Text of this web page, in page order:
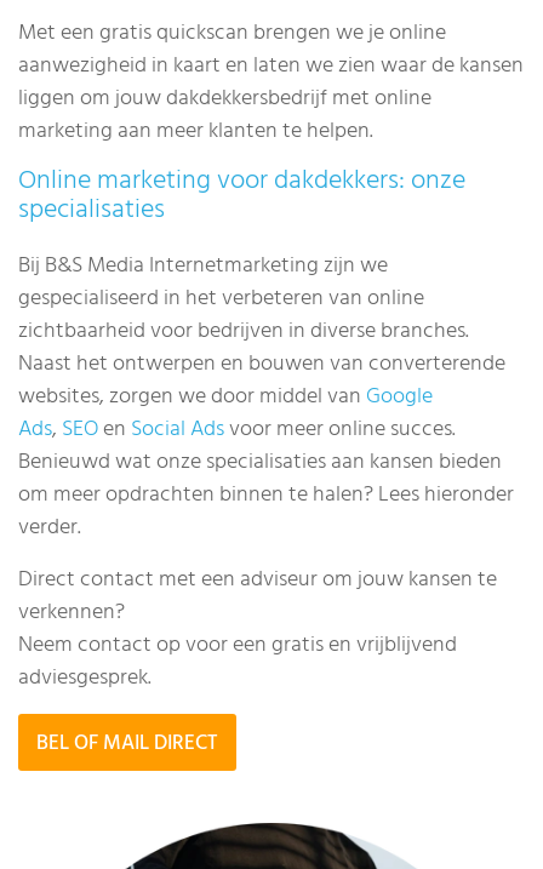
Met een gratis quickscan brengen we je online
aanwezigheid in kaart en laten we zien waar de kansen
liggen om jouw dakdekkersbedrijf met online
marketing aan meer klanten te helpen.
Online marketing voor dakdekkers: onze
specialisaties
Bij B&S Media Internetmarketing zijn we
gespecialiseerd in het verbeteren van online
zichtbaarheid voor bedrijven in diverse branches.
Naast het ontwerpen en bouwen van converterende
websites, zorgen we door middel van Google
Ads, SEOen Social Adsvoor meer online succes.
Benieuwd wat onze specialisaties aan kansen bieden
om meer opdrachten binnen te halen? Lees hieronder
verder.
Direct contact met een adviseur om jouw kansen te
verkennen?
Neem contact op voor een gratis en vrijblijvend
adviesgesprek.
BEL OF MAIL DIRECT